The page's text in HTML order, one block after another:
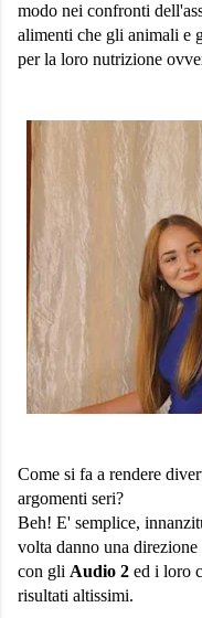
modo nei confronti
alimenti che gli animali e
per la loro nutrizione
Come si fa a rendere
argomenti seri?
Beh! E' semplice,
volta danno una
con gli Audio 2 ed i loro
risultati altissimi.